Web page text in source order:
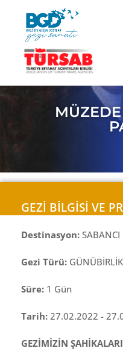
GEZİ BİLGİSİ VE
Destinasyon: SABANCI
Gezi Türü: GÜNÜBİRLİK
Süre: 1 Gün
Tarih: 27.02.2022 -
GEZİMİZİN ŞAHİKALARI